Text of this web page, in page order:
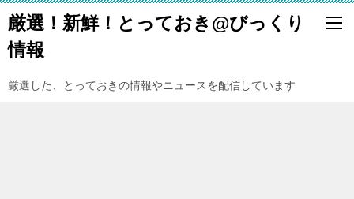
厳選！新鮮！とっておき@びっくり
情報
厳選した、とっておきの情報やニュースを配信しています